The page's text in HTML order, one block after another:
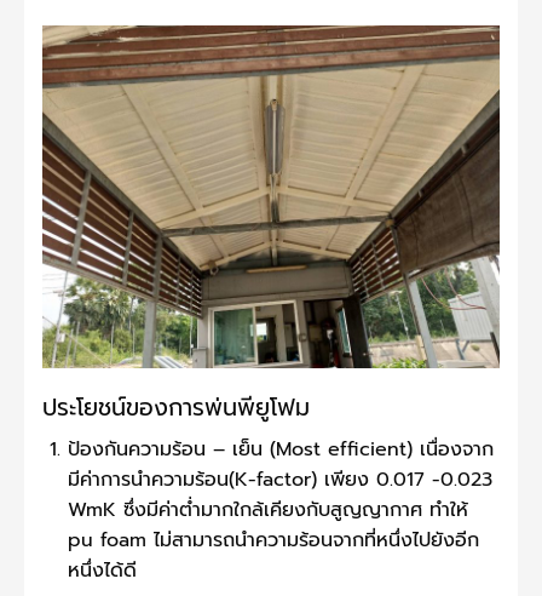
ประโยชน์ของการพ่นพียูโฟม
ป้องกันความร้อน – เย็น (Most efficient) เนื่องจาก
มีค่าการนำความร้อน(K-factor) เพียง 0.017 -0.023
WmK ซึ่งมีค่าต่ำมากใกล้เคียงกับสูญญากาศ ทำให้
pu foam ไม่สามารถนำความร้อนจากที่หนึ่งไปยังอีก
หนึ่งได้ดี